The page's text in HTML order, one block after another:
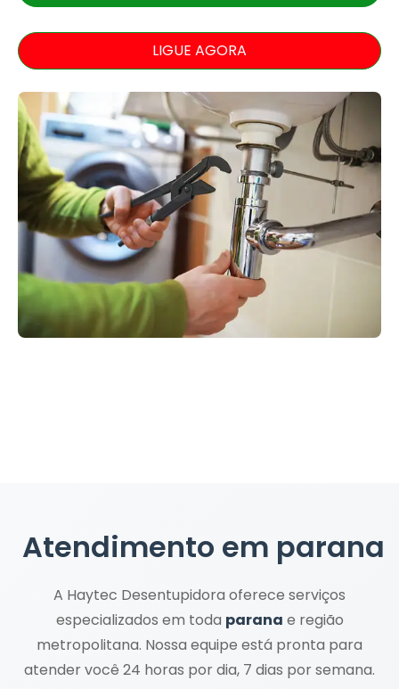
LIGUE AGORA
Atendimento em parana
A Haytec Desentupidora oferece serviços
especializados em toda parana e região
metropolitana. Nossa equipe está pronta para
atender você 24 horas por dia, 7 dias por semana.